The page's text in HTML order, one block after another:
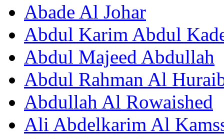
Abade Al Johar
Abdul Karim Abdul
Abdul Majeed Abdullah
Abdul Rahman Al
Abdullah Al Rowaished
Ali Abdelkarim Al